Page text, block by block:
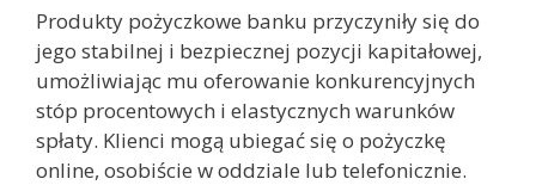
Produkty pożyczkowe banku przyczyniły się do
jego stabilnej i bezpiecznej pozycji kapitałowej,
umożliwiając mu oferowanie konkurencyjnych
stóp procentowych i elastycznych warunków
spłaty. Klienci mogą ubiegać się o pożyczkę
online, osobiście w oddziale lub telefonicznie.